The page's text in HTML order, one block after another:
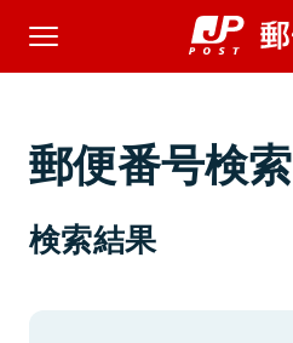
郵便番号検索
検索結果